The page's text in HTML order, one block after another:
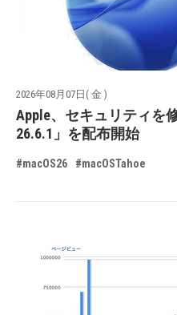
2026年08月07日( 金 )
Apple、セキュリティを
26.6.1」を配布開始
#macOS26 #macOSTahoe